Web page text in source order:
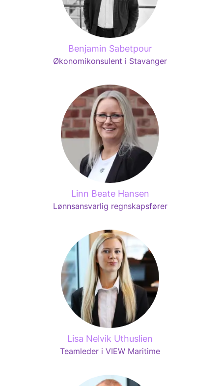
Benjamin Sabetpour
Økonomikonsulent i Stavanger
Linn Beate Hansen
Lønnsansvarlig regnskapsfører
Lisa Nelvik Uthuslien
Teamleder i VIEW Maritime